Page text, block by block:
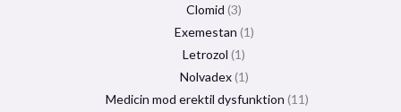
Clomid 3
Exemestan 1
Letrozol 1
Nolvadex 1
Medicin mod erektil dysfunktion 11